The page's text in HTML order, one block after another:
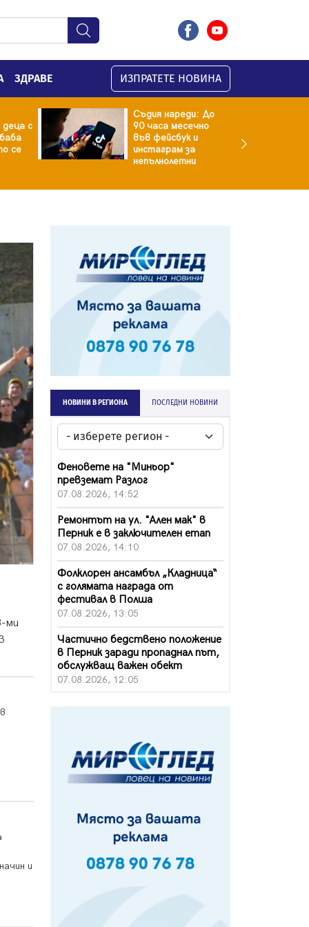
ЗДРАВЕ ИЗПРАТЕТЕ НОВИНА
с
се
Съдия нареди: До
90 часа месечно
във фейсбук и
инстаграм за
непълнолетни
ми
и
НОВИНИ В РЕГИОНА ПОСЛЕДНИ НОВИНИ
Феновете на "Миньор"
превземат Разлог
07.08.2026, 14:52
Ремонтът на ул. "Ален мак" в
Перник е в заключителен етап
07.08.2026, 14:10
Фолклорен ансамбъл „Кладница“
с голямата награда от
фестивал в Полша
07.08.2026, 13:05
Частично бедствено положение
в Перник заради пропаднал път,
обслужващ важен обект
07.08.2026, 12:05
Първите крачки в помощ на
пенсионерите в Перник, вече са
факт
Пак ограничават камионите по
магистралите в петък и неделя.
07.08.2026, 07:55